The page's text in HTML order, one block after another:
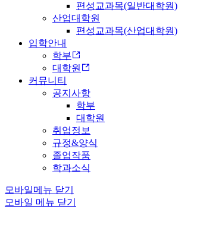
편성교과목(일반대학원)
산업대학원
편성교과목(산업대학원)
입학안내
학부
대학원
커뮤니티
공지사항
학부
대학원
취업정보
규정&양식
졸업작품
학과소식
모바일메뉴 닫기
모바일 메뉴 닫기